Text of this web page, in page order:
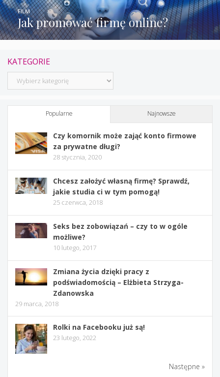
Jak promować firmę online?
FILM
KATEGORIE
Kategorie
Popularne Najnowsze
Czy komornik może zająć konto firmowe
za prywatne długi?
28 stycznia, 2020
Chcesz założyć własną firmę? Sprawdź,
jakie studia ci w tym pomogą!
25 czerwca, 2018
Seks bez zobowiązań – czy to w ogóle
możliwe?
10 lutego, 2017
Zmiana życia dzięki pracy z
podświadomością – Elżbieta Strzyga-
Zdanowska
29 marca, 2018
Rolki na Facebooku już są!
23 lutego, 2022
Następne »